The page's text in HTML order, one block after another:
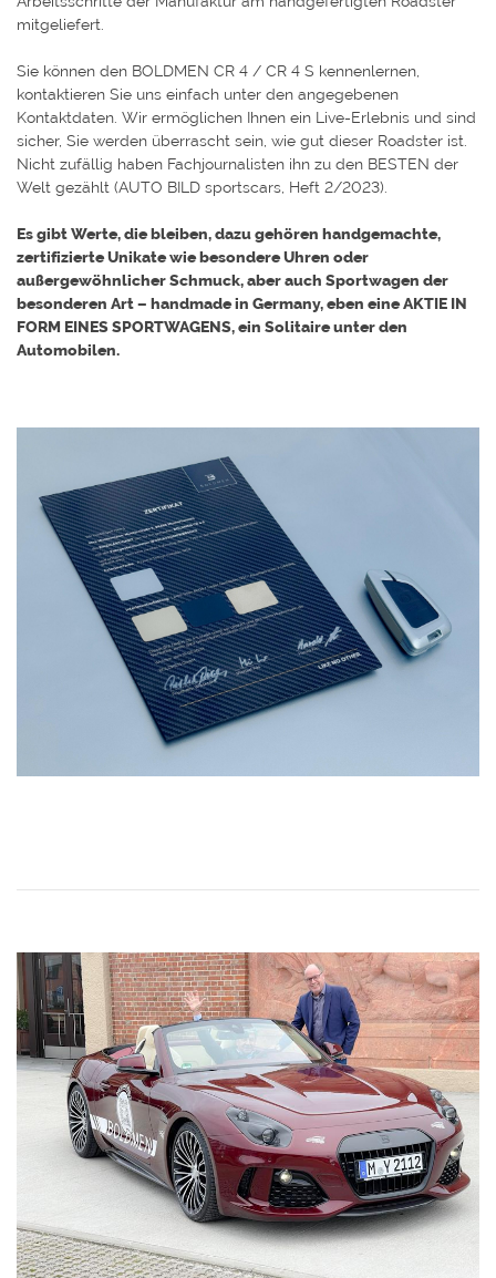
mitgeliefert.
Sie können den BOLDMEN CR 4 / CR 4 S kennenlernen,
kontaktieren Sie uns einfach unter den angegebenen
Kontaktdaten. Wir ermöglichen Ihnen ein Live-Erlebnis und sind
sicher, Sie werden überrascht sein, wie gut dieser Roadster ist.
Nicht zufällig haben Fachjournalisten ihn zu den BESTEN der
Welt gezählt (AUTO BILD sportscars, Heft 2/2023).
Es gibt Werte, die bleiben, dazu gehören handgemachte,
zertifizierte Unikate wie besondere Uhren oder
außergewöhnlicher Schmuck, aber auch Sportwagen der
besonderen Art – handmade in Germany, eben eine AKTIE IN
FORM EINES SPORTWAGENS, ein Solitaire unter den
Automobilen.